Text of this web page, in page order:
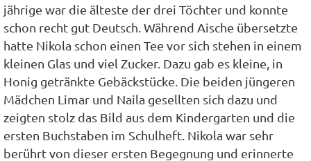
jährige war die älteste der drei Töchter und konnte
schon recht gut Deutsch. Während Aische übersetzte
hatte Nikola schon einen Tee vor sich stehen in einem
kleinen Glas und viel Zucker. Dazu gab es kleine, in
Honig getränkte Gebäckstücke. Die beiden jüngeren
Mädchen Limar und Naila gesellten sich dazu und
zeigten stolz das Bild aus dem Kindergarten und die
ersten Buchstaben im Schulheft. Nikola war sehr
berührt von dieser ersten Begegnung und erinnerte